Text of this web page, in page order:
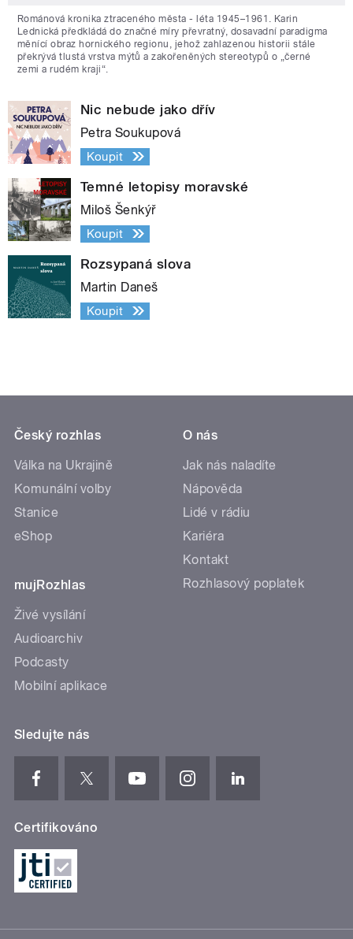
Románová kronika ztraceného města - léta 1945–1961. Karin
Lednická předkládá do značné míry převratný, dosavadní paradigma
měnící obraz hornického regionu, jehož zahlazenou historii stále
překrývá tlustá vrstva mýtů a zakořeněných stereotypů o „černé
zemi a rudém kraji“.
Nic nebude jako dřív
Petra Soukupová
Koupit
Temné letopisy moravské
Miloš Šenkýř
Koupit
Rozsypaná slova
Martin Daneš
Koupit
Český rozhlas
Válka na Ukrajině
Komunální volby
Stanice
eShop
mujRozhlas
Živé vysílání
Audioarchiv
Podcasty
Mobilní aplikace
O nás
Jak nás naladíte
Nápověda
Lidé v rádiu
Kariéra
Kontakt
Rozhlasový poplatek
Sledujte nás
Certifikováno